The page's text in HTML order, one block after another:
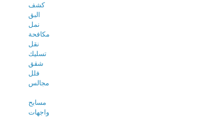
كشف
البق
نمل
مكافحة
نقل
تسليك
شقق
فلل
مجالس
مسابح
واجهات